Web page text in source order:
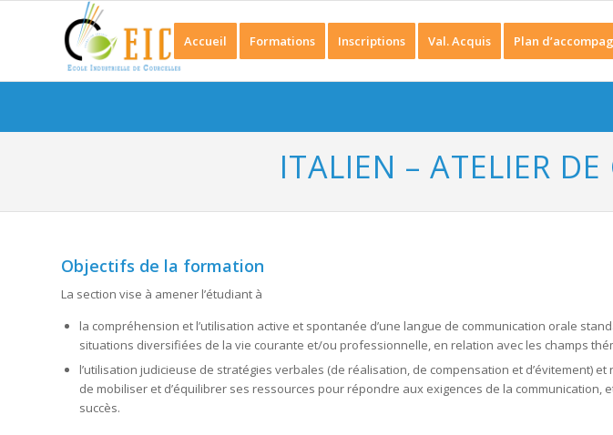
Accueil Formations Inscriptions Val. Acquis Plan
ITALIEN – ATELIER
Objectifs de la formation
La section vise à amener l’étudiant à
la compréhension et l’utilisation active et spontanée d’une langue de communication orale
situations diversifiées de la vie courante et/ou professionnelle, en relation avec les champs
l’utilisation judicieuse de stratégies verbales (de réalisation, de compensation et d’évitement)
de mobiliser et d’équilibrer ses ressources pour répondre aux exigences de la communication,
succès.